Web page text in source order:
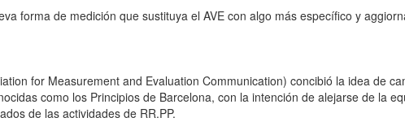
forma de medición que sustituya el AVE con algo más específico y
for Measurement and Evaluation Communication) concibió la idea de
como los Principios de Barcelona, con la intención de alejarse de la
de las actividades de RR.PP.